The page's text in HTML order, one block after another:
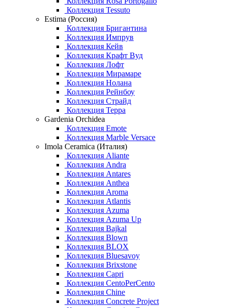
Коллекция Tessuto
Estima (Россия)
Коллекция Бригантина
Коллекция Импрув
Коллекция Кейв
Коллекция Крафт Вуд
Коллекция Лофт
Коллекция Мирамаре
Коллекция Нолана
Коллекция Рейнбоу
Коллекция Страйд
Коллекция Терра
Gardenia Orchidea
Коллекция Emote
Коллекция Marble Versace
Imola Ceramica (Италия)
Коллекция Aliante
Коллекция Andra
Коллекция Antares
Коллекция Anthea
Коллекция Aroma
Коллекция Atlantis
Коллекция Azuma
Коллекция Azuma Up
Коллекция Bajkal
Коллекция Blown
Коллекция BLOX
Коллекция Bluesavoy
Коллекция Brixstone
Коллекция Capri
Коллекция CentoPerCento
Коллекция Chine
Коллекция Concrete Project